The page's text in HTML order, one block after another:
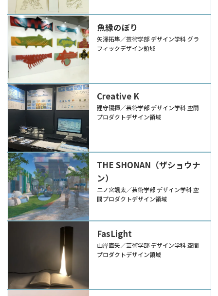
魚縁のぼり
矢澤拓隼／芸術学部 デザイン学科 グラ
フィックデザイン領域
Creative K
建守陽揮／芸術学部 デザイン学科 空間
プロダクトデザイン領域
THE SHONAN（ザショウナ
ン）
二ノ宮颯太／芸術学部 デザイン学科 空
間プロダクトデザイン領域
FasLight
山岸直矢／芸術学部 デザイン学科 空間
プロダクトデザイン領域